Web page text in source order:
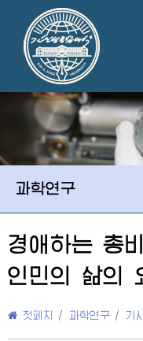
과학연구
경애하는 총
인민의 삶의
첫페지 / 과학연구 / 기